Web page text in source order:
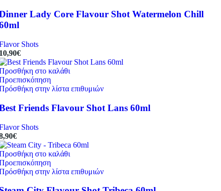
Lady Core Flavour Shot Watermelon Chill
Shots
€
στο καλάθι
στην λίστα επιθυμιών
Friends Flavour Shot Lans 60ml
Shots
€
στο καλάθι
στην λίστα επιθυμιών